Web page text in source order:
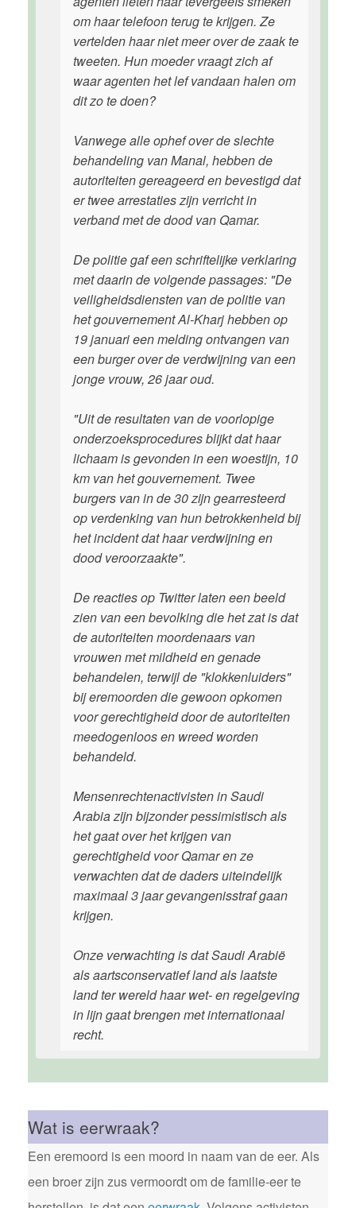
om haar telefoon terug te krijgen. Ze
vertelden haar niet meer over de zaak te
tweeten. Hun moeder vraagt zich af
waar agenten het lef vandaan halen om
dit zo te doen?
Vanwege alle ophef over de slechte
behandeling van Manal, hebben de
autoriteiten gereageerd en bevestigd dat
er twee arrestaties zijn verricht in
verband met de dood van Qamar.
De politie gaf een schriftelijke verklaring
met daarin de volgende passages: "De
veiligheidsdiensten van de politie van
het gouvernement Al-Kharj hebben op
19 januari een melding ontvangen van
een burger over de verdwijning van een
jonge vrouw, 26 jaar oud.
"Uit de resultaten van de voorlopige
onderzoeksprocedures blijkt dat haar
lichaam is gevonden in een woestijn, 10
km van het gouvernement. Twee
burgers van in de 30 zijn gearresteerd
op verdenking van hun betrokkenheid bij
het incident dat haar verdwijning en
dood veroorzaakte".
De reacties op Twitter laten een beeld
zien van een bevolking die het zat is dat
de autoriteiten moordenaars van
vrouwen met mildheid en genade
behandelen, terwijl de "klokkenluiders"
bij eremoorden die gewoon opkomen
voor gerechtigheid door de autoriteiten
meedogenloos en wreed worden
behandeld.
Mensenrechtenactivisten in Saudi
Arabia zijn bijzonder pessimistisch als
het gaat over het krijgen van
gerechtigheid voor Qamar en ze
verwachten dat de daders uiteindelijk
maximaal 3 jaar gevangenisstraf gaan
krijgen.
Onze verwachting is dat Saudi Arabië
als aartsconservatief land als laatste
land ter wereld haar wet- en regelgeving
in lijn gaat brengen met internationaal
recht.
Wat is eerwraak?
Een eremoord is een moord in naam van de eer. Als
een broer zijn zus vermoordt om de familie-eer te